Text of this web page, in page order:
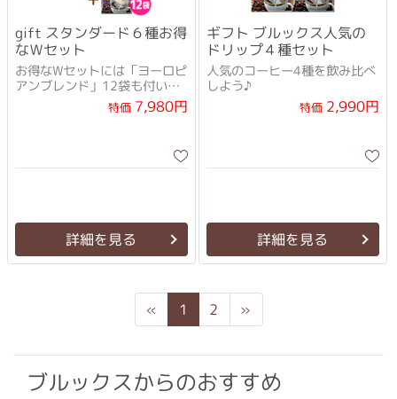
gift スタンダード６種お得
なＷセット
お得なWセットには「ヨーロピ
アンブレンド」12袋も付い
て、さらにお得！特価7,980円
詳細を見る
ギフト ブルックス人気の
ドリップ４種セット
人気のコーヒー4種を飲み比べ
しよう♪
特価2,990円
詳細を見る
« Previous
1 2 »
ブルックスからのおすすめ